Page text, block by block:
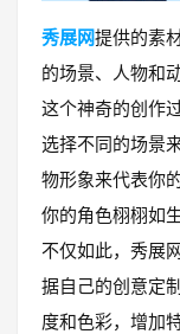
秀展网提供的素
的场景、人物和
这个神奇的创作
选择不同的场景
物形象来代表你
你的角色栩栩如
不仅如此，秀展
据自己的创意定
度和色彩，增加